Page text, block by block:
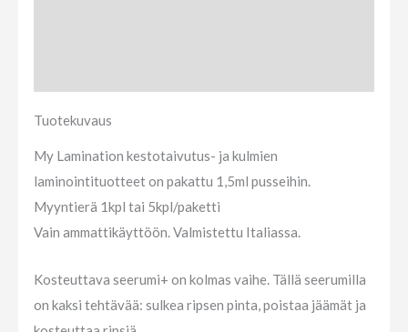
Tuotekuvaus
My Lamination kestotaivutus- ja kulmien
laminointituotteet on pakattu 1,5ml pusseihin.
Myyntierä 1kpl tai 5kpl/paketti
Vain ammattikäyttöön. Valmistettu Italiassa.
Kosteuttava seerumi+ on kolmas vaihe. Tällä seerumilla
on kaksi tehtävää: sulkea ripsen pinta, poistaa jäämät ja